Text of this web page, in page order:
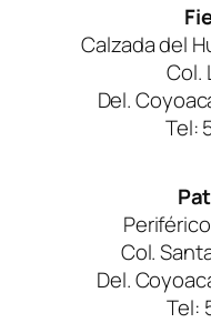
Calzada del
Col.
Del.
Tel:
Col.
Del.
Tel: